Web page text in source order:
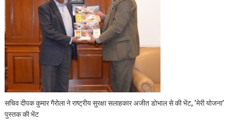
सचिव दीपक कुमार गैरोला ने राष्ट्रीय सुरक्षा सलाहकार अजीत डोभाल से की भेंट, ‘मेरी योजना’
पुस्तक की भेंट